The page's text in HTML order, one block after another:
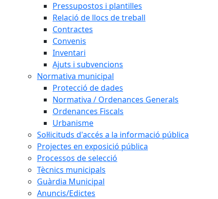
Pressupostos i plantilles
Relació de llocs de treball
Contractes
Convenis
Inventari
Ajuts i subvencions
Normativa municipal
Protecció de dades
Normativa / Ordenances Generals
Ordenances Fiscals
Urbanisme
Sol·licituds d'accés a la informació pública
Projectes en exposició pública
Processos de selecció
Tècnics municipals
Guàrdia Municipal
Anuncis/Edictes